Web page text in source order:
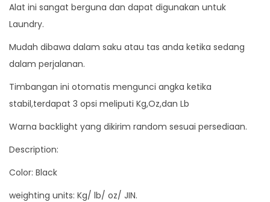
n
t
i
t
y
Alat ini sangat berguna dan dapat digunakan untuk
Laundry.
Mudah dibawa dalam saku atau tas anda ketika sedang
dalam perjalanan.
Timbangan ini otomatis mengunci angka ketika
stabil,terdapat 3 opsi meliputi Kg,Oz,dan Lb
Warna backlight yang dikirim random sesuai persediaan.
Description:
Color: Black
weighting units: Kg/ lb/ oz/ JIN.